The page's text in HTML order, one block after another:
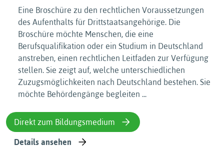
Eine Broschüre zu den rechtlichen Voraussetzungen
des Aufenthalts für Drittstaatsangehörige. Die
Broschüre möchte Menschen, die eine
Berufsqualifikation oder ein Studium in Deutschland
anstreben, einen rechtlichen Leitfaden zur Verfügung
stellen. Sie zeigt auf, welche unterschiedlichen
Zuzugsmöglichkeiten nach Deutschland bestehen. Sie
möchte Behördengänge begleiten ...
Direkt zum Bildungsmedium
Details ansehen